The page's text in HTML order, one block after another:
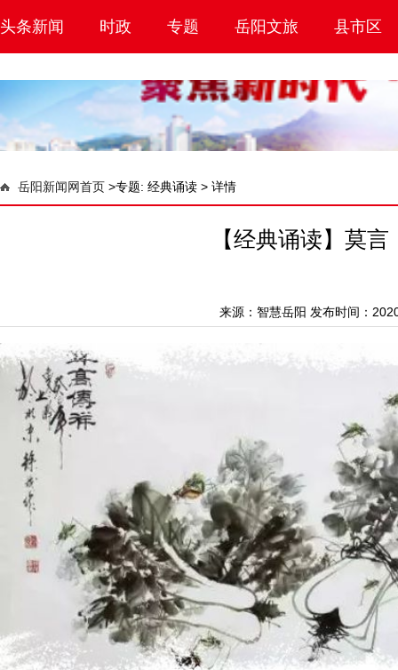
头条新闻 时政 专题 岳阳文旅 县市区
岳阳新闻网首页 >专题: 经典诵读 > 详情
【经典诵读】莫
来源： 智慧岳阳 发布时间：